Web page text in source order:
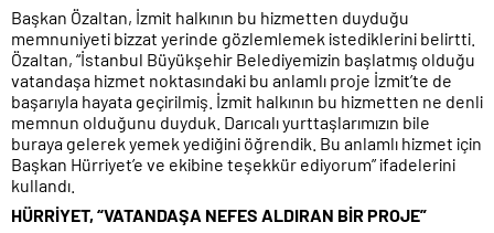
Başkan Özaltan, İzmit halkının bu hizmetten duyduğu
memnuniyeti bizzat yerinde gözlemlemek istediklerini belirtti.
Özaltan, “İstanbul Büyükşehir Belediyemizin başlatmış olduğu
vatandaşa hizmet noktasındaki bu anlamlı proje İzmit’te de
başarıyla hayata geçirilmiş. İzmit halkının bu hizmetten ne denli
memnun olduğunu duyduk. Darıcalı yurttaşlarımızın bile
buraya gelerek yemek yediğini öğrendik. Bu anlamlı hizmet için
Başkan Hürriyet’e ve ekibine teşekkür ediyorum” ifadelerini
kullandı.
HÜRRİYET, “VATANDAŞA NEFES ALDIRAN BİR PROJE”